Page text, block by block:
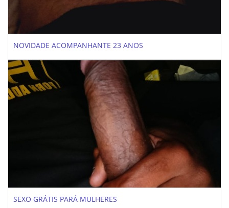
NOVIDADE ACOMPANHANTE 23 ANOS
SEXO GRÁTIS PARÁ MULHERES